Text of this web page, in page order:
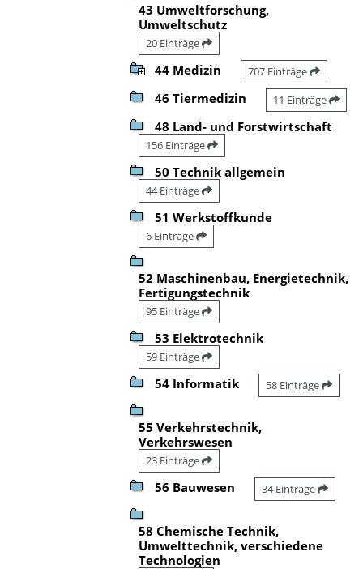
43 Umweltforschung,
Umweltschutz
20 Einträge
44 Medizin 707 Einträge
46 Tiermedizin 11 Einträge
48 Land- und Forstwirtschaft
156 Einträge
50 Technik allgemein
44 Einträge
51 Werkstoffkunde
6 Einträge
52 Maschinenbau, Energietechnik,
Fertigungstechnik
95 Einträge
53 Elektrotechnik
59 Einträge
54 Informatik 58 Einträge
55 Verkehrstechnik,
Verkehrswesen
23 Einträge
56 Bauwesen 34 Einträge
58 Chemische Technik,
Umwelttechnik, verschiedene
Technologien